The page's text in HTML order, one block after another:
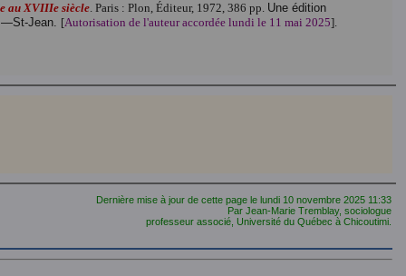
au XVIIIe siècle. Paris : Plon, Éditeur, 1972, 386 pp. Une édition
Jean. [Autorisation de l'auteur accordée lundi le 11 mai 2025].
Dernière mise à jour de cette page le lundi 10 novembre 2025 11:33
Par Jean-Marie Tremblay, sociologue
professeur associé, Université du Québec à Chicoutimi.